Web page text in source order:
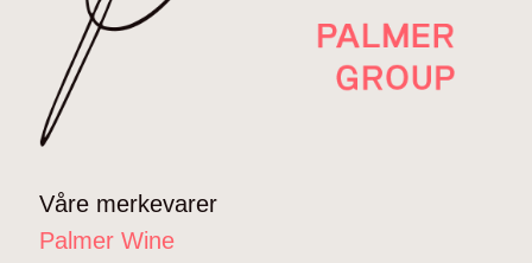
Våre merkevarer
Palmer Wine